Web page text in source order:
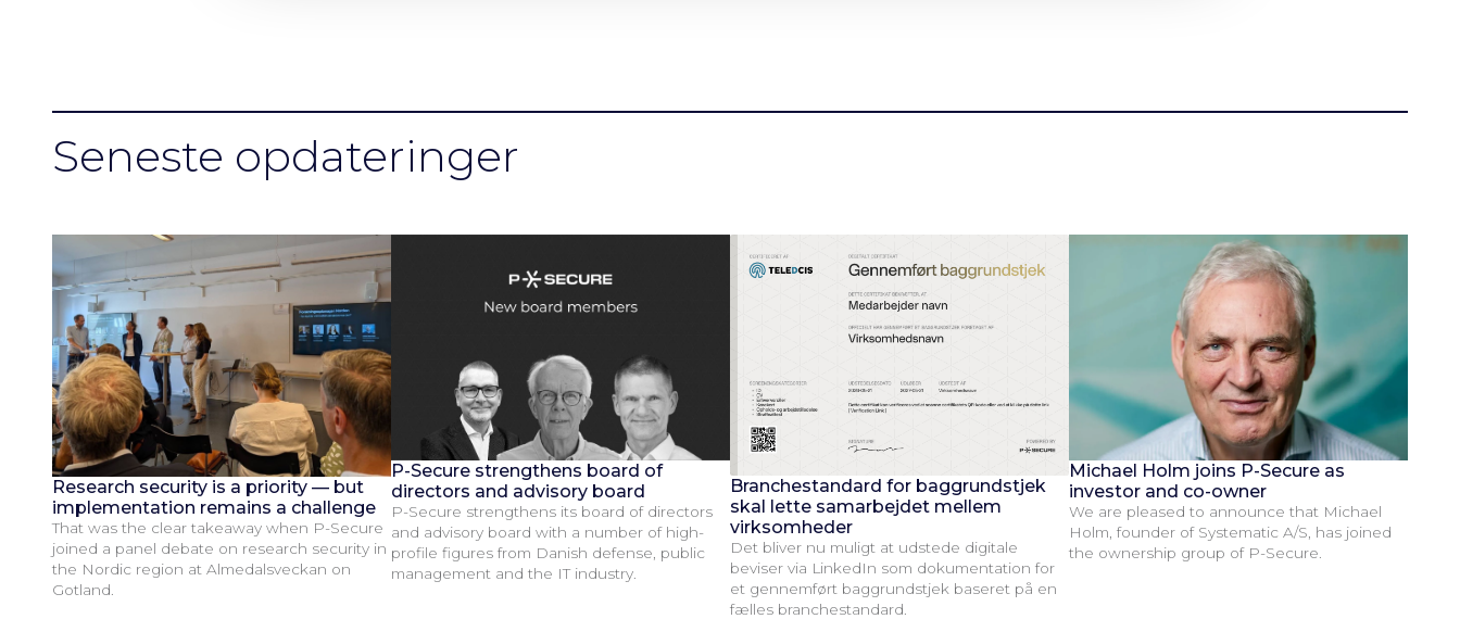
Seneste opdateringer
Research security is a priority — but
implementation remains a challenge
That was the clear takeaway when P-Secure
joined a panel debate on research security in
the Nordic region at Almedalsveckan on
Gotland.
P-Secure strengthens board of
directors and advisory board
P-Secure strengthens its board of directors
and advisory board with a number of high-
profile figures from Danish defense, public
management and the IT industry.
Branchestandard for baggrundstjek
skal lette samarbejdet mellem
virksomheder
Det bliver nu muligt at udstede digitale
beviser via LinkedIn som dokumentation for
et gennemført baggrundstjek baseret på en
fælles branchestandard.
Michael Holm joins P-Secure as
investor and co-owner
We are pleased to announce that Michael
Holm, founder of Systematic A/S, has joined
the ownership group of P-Secure.